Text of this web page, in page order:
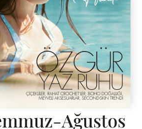
Ağustos